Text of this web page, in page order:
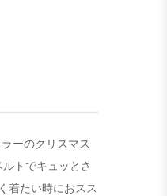
ーのクリスマス
トでキュッとさ
着たい時におスス